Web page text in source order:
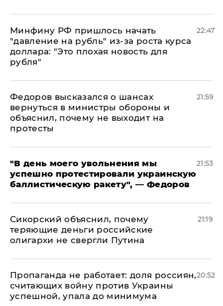
Минфину РФ пришлось начать
"давление на рубль" из-за роста курса
доллара: "Это плохая новость для
рубля"
22:47
Федоров высказался о шансах
вернуться в министры обороны и
объяснил, почему не выходит на
протесты
21:59
​"В день моего увольнения мы
успешно протестировали украинскую
баллистическую ракету", — Федоров
21:53
Сикорский объяснил, почему
теряющие деньги российские
олигархи не свергли Путина
21:19
​Пропаганда не работает: доля россиян,
считающих войну против Украины
успешной, упала до минимума
20:52